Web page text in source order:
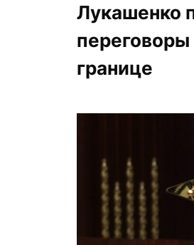
Лукашенко
переговоры
границе